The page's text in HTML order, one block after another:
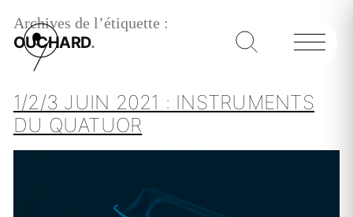
Archives de l’étiquette :
OUCHARD
1/2/3 JUIN 2021 : INSTRUMENTS
DU QUATUOR